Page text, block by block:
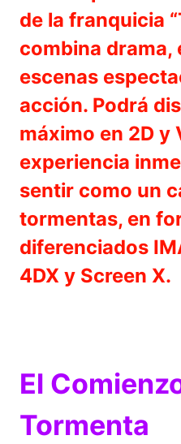
de la franquicia
combina drama,
escenas
acción. Podrá
máximo en 2D y
experiencia
sentir como un
tormentas, en
diferenciados
4DX y Screen X.
El
Tormenta